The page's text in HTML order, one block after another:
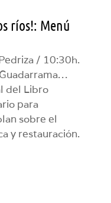
ríos!: Menú
/ 10:30h.
del Libro
para
sobre el
y restauración.